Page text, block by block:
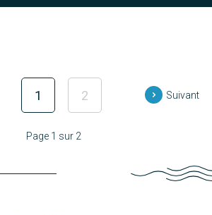
1 2 Suivant
Page 1 sur 2